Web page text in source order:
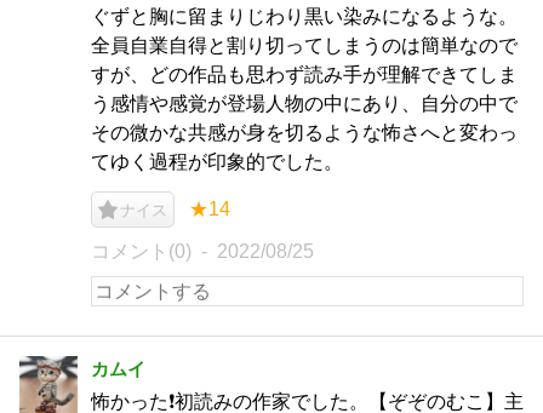
ぐずと胸に留まりじわり黒い染みになるような。
全員自業自得と割り切ってしまうのは簡単なので
すが、どの作品も思わず読み手が理解できてしま
う感情や感覚が登場人物の中にあり、自分の中で
その微かな共感が身を切るような怖さへと変わっ
てゆく過程が印象的でした。
ナイス ★14
コメント(0) 2022/08/25
カムイ
怖かった❗️初読みの作家でした。【ぞぞのむこ】主